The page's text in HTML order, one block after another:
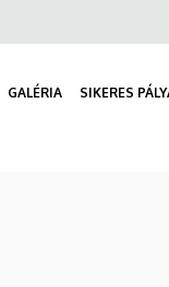
GALÉRIA
SIKERES